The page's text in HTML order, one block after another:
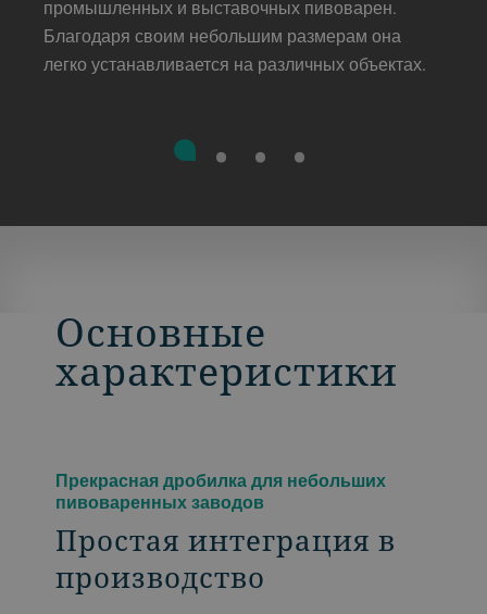
промышленных и выставочных пивоварен.
Благодаря своим небольшим размерам она
легко устанавливается на различных объектах.
Основные
характеристики
Прекрасная дробилка для небольших
пивоваренных заводов
Простая интеграция в
производство